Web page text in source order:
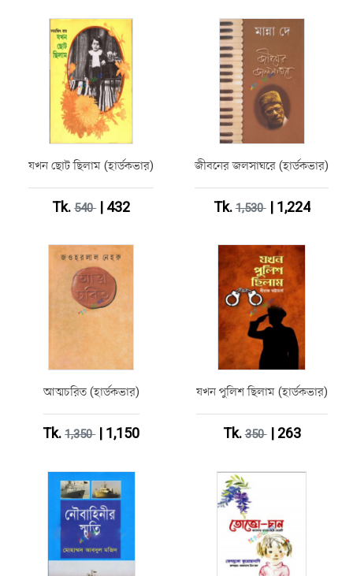
যখন ছোট ছিলাম (হার্ডকভার)
Tk.540| 432
জীবনের জলসাঘরে (হার্ডকভার)
Tk.1,530| 1,224
আত্মচরিত (হার্ডকভার)
Tk.1,350| 1,150
যখন পুলিশ ছিলাম (হার্ডকভার)
Tk.350| 263